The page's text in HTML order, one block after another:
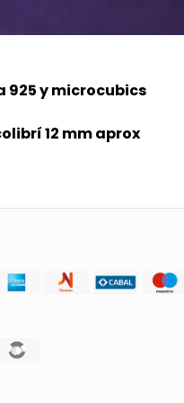
925 y microcubics
12 mm aprox